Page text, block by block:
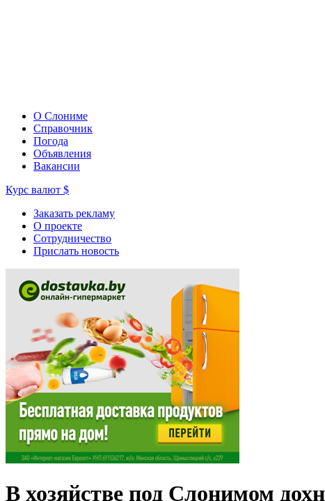
О Слониме
Справочник
Погода
Объявления
Вакансии
Курс валют $
Заказать рекламу
О проекте
Сотрудничество
Прислать новость
В хозяйстве под Слонимом